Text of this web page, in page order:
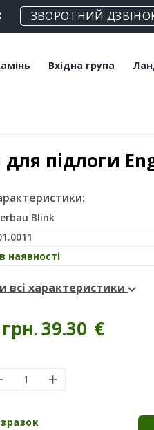
ЗВОРОТНИЙ
Вхідна група
Клінкерні сходи
підлоги
Blink
наявності
всі характеристики
39.30 €